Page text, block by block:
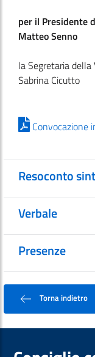
per il Presidente
Matteo Senno
la Segretaria della
Sabrina Cicutto
Convocazione
Resoconto
Verbale
Presenze
Torna indietro